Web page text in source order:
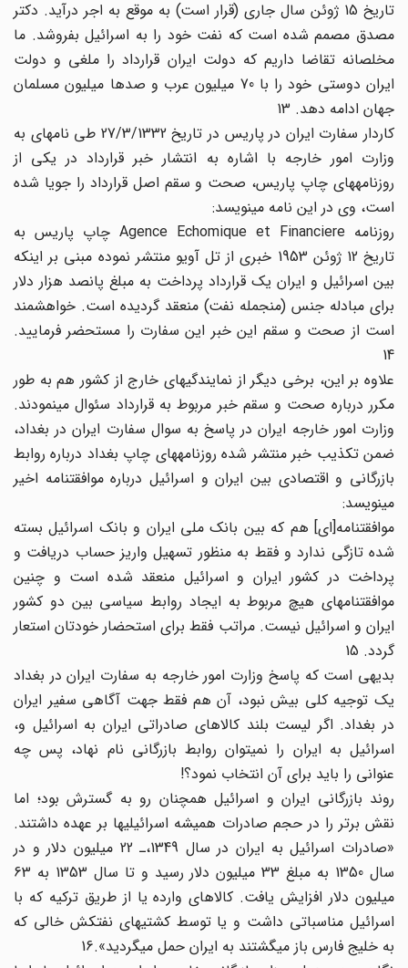
تاریخ 15 ژوئن سال جاری (قرار است) به موقع به اجر درآید. دکتر
مصدق مصمم شده است که نفت خود را به اسرائیل بفروشد. ما
مخلصانه تقاضا داریم که دولت ایران قرارداد را ملغی و دولت
ایران دوستی خود را با 70 میلیون عرب و صدها میلیون مسلمان
جهان ادامه دهد. 13
کاردار سفارت ایران در پاریس در تاریخ 27/3/1332 طی نامه‎ای به
وزارت امور خارجه با اشاره به انتشار خبر قرارداد در یکی از
روزنامه‎های چاپ پاریس، صحت و سقم اصل قرارداد را جویا شده
است، وی در این نامه می‎نویسد:
روزنامه Agence Echomique et Financiere چاپ پاریس به
تاریخ 12 ژوئن 1953 خبری از تل آویو منتشر نموده مبنی بر اینکه
بین اسرائیل و ایران یک قرارداد پرداخت به مبلغ پانصد هزار دلار
برای مبادله جنس (منجمله نفت) منعقد گردیده است. خواهشمند
است از صحت و سقم این خبر این سفارت را مستحضر فرمایید.
علاوه بر این، برخی دیگر از نمایندگیهای خارج از کشور هم به طور
مکرر درباره صحت و سقم خبر مربوط به قرارداد سئوال می‎نمودند.
وزارت امور خارجه ایران در پاسخ به سوال سفارت ایران در بغداد،
ضمن تکذیب خبر منتشر شده روزنامه‎های چاپ بغداد درباره روابط
بازرگانی و اقتصادی بین ایران و اسرائیل درباره موافقت‎نامه اخیر
موافقت‎نامه[ای] هم که بین بانک ملی ایران و بانک اسرائیل بسته
شده تازگی ندارد و فقط به منظور تسهیل واریز حساب دریافت و
پرداخت در کشور ایران و اسرائیل منعقد شده است و چنین
موافقت‎نامه‎ای هیچ مربوط به ایجاد روابط سیاسی بین دو کشور
ایران و اسرائیل نیست. مراتب فقط برای استحضار خودتان استعار
گردد. 15
بدیهی است که پاسخ وزارت امور خارجه به سفارت ایران در بغداد
یک توجیه کلی بیش نبود، آن هم فقط جهت آگاهی سفیر ایران
در بغداد. اگر لیست بلند کالاهای صادراتی ایران به اسرائیل و،
اسرائیل به ایران را نمی‎توان روابط بازرگانی نام نهاد، پس چه
عنوانی را باید برای آن انتخاب نمود؟!
روند بازرگانی ایران و اسرائیل همچنان رو به گسترش بود؛ اما
نقش برتر را در حجم صادرات همیشه اسرائیلی‎ها بر عهده داشتند.
«صادرات اسرائیل به ایران در سال 1349،ـ 22 میلیون دلار و در
سال 1350 به مبلغ 33 میلیون دلار رسید و تا سال 1353 به 63
میلیون دلار افزایش یافت. کالاهای وارده یا از طریق ترکیه که با
اسرائیل مناسباتی داشت و یا توسط کشتیهای نفتکش خالی که
به خلیج فارس باز می‎گشتند به ایران حمل می‎گردید».16